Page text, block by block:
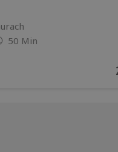
50 Min
basierend auf 8